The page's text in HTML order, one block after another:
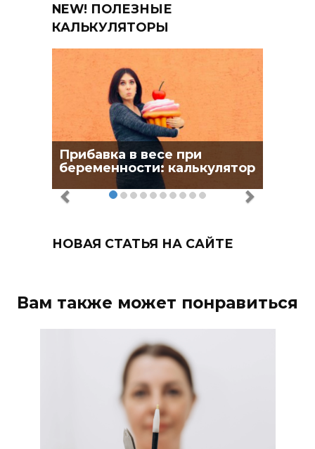
NEW! ПОЛЕЗНЫЕ
КАЛЬКУЛЯТОРЫ
Прибавка в весе при
беременности: калькулятор
НОВАЯ СТАТЬЯ НА САЙТЕ
Вам также может понравиться